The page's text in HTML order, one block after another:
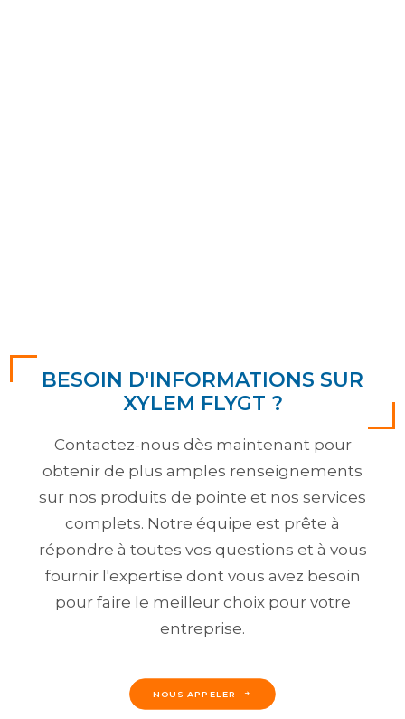
BESOIN D'INFORMATIONS SUR
XYLEM FLYGT ?
Contactez-nous dès maintenant pour
obtenir de plus amples renseignements
sur nos produits de pointe et nos services
complets. Notre équipe est prête à
répondre à toutes vos questions et à vous
fournir l'expertise dont vous avez besoin
pour faire le meilleur choix pour votre
entreprise.
NOUS APPELER